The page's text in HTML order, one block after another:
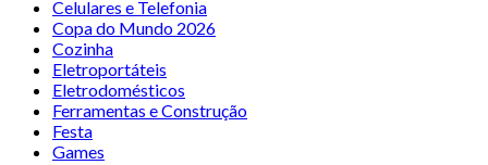
Celulares e Telefonia
Copa do Mundo 2026
Cozinha
Eletroportáteis
Eletrodomésticos
Ferramentas e Construção
Festa
Games